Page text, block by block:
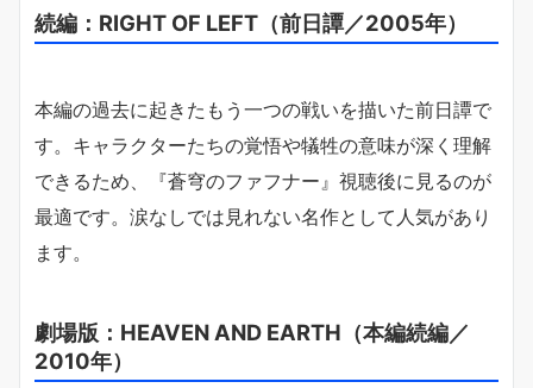
続編：RIGHT OF LEFT（前日譚／2005年）
本編の過去に起きたもう一つの戦いを描いた前日譚で
す。キャラクターたちの覚悟や犠牲の意味が深く理解
できるため、『蒼穹のファフナー』視聴後に見るのが
最適です。涙なしでは見れない名作として人気があり
ます。
劇場版：HEAVEN AND EARTH（本編続編／
2010年）